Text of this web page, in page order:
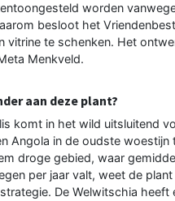
worden
besloot het
vitrine te schenken. Het
Menkveld.
aan deze plant?
komt in het wild uitsluitend
Angola in de oudste woestijn
droge gebied, waar
per jaar valt, weet de
De Welwitschia heeft